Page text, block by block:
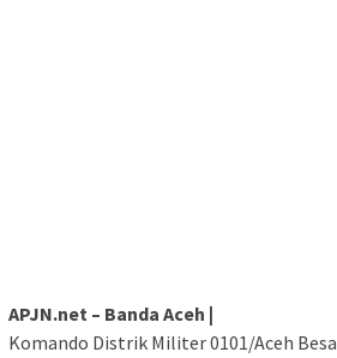
APJN.net – Banda Aceh |
Komando Distrik Militer 0101/Aceh